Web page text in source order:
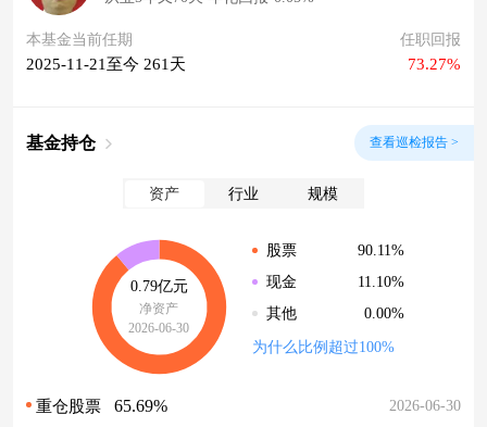
本基金当前任期
2025-11-21至今 261天
任职回报
73.27%
基金持仓 查看巡检报告 >
资产 行业 规模
0.79亿元
净资产
2026-06-30
股票
90.11%
现金
11.10%
其他
0.00%
为什么比例超过100%
重仓股票 65.69%
2026-06-30